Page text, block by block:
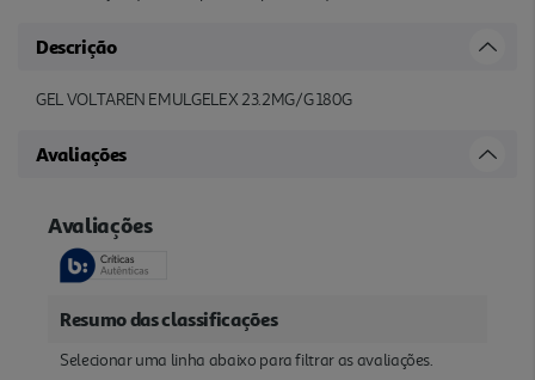
Descrição
GEL VOLTAREN EMULGELEX 23.2MG/G 180G
Avaliações